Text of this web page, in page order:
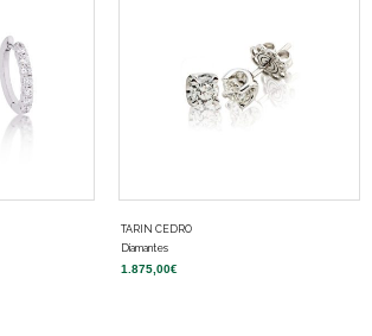
TARIN CEDRO
Diamantes
1.875,00€